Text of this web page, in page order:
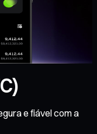
e fiável com a